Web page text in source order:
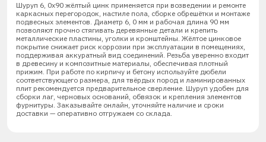
Шуруп 6, 0х90 жёлтый цинк применяется при возведении и ремонте
каркасных перегородок, настиле пола, сборке обрешётки и монтаже
подвесных элементов. Диаметр 6, 0 мм и рабочая длина 90 мм
позволяют прочно стягивать деревянные детали и крепить
металлические пластины, уголки и кронштейны. Жёлтое цинковое
покрытие снижает риск коррозии при эксплуатации в помещениях,
поддерживая аккуратный вид соединений. Резьба уверенно входит
в древесину и композитные материалы, обеспечивая плотный
прижим. При работе по кирпичу и бетону используйте дюбели
соответствующего размера, для твёрдых пород и ламинированных
плит рекомендуется предварительное сверление. Шуруп удобен для
сборки лаг, черновых оснований, обвязок и крепления элементов
фурнитуры. Заказывайте онлайн, уточняйте наличие и сроки
доставки — оперативно отгружаем со склада.